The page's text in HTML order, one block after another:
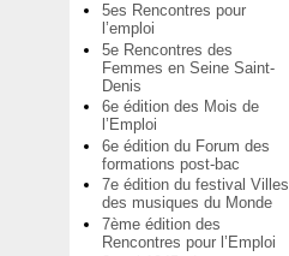
5es Rencontres pour
l’emploi
5e Rencontres des
Femmes en Seine Saint-
Denis
6e édition des Mois de
l’Emploi
6e édition du Forum des
formations post-bac
7e édition du festival Villes
des musiques du Monde
7ème édition des
Rencontres pour l’Emploi